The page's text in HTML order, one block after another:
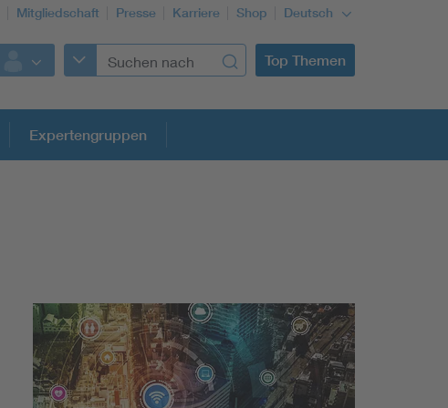
Mitgliedschaft Presse Karriere Shop Deutsch
Top Themen
Information and communications technology ICT
Education + profession
Expertengruppen